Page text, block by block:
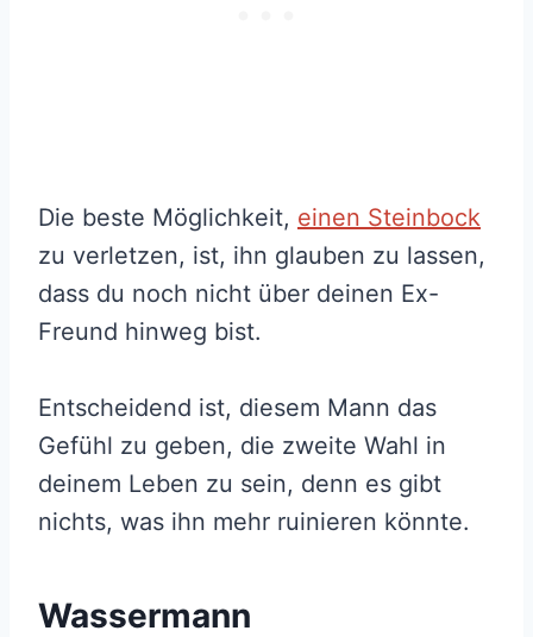
Die beste Möglichkeit, einen Steinbock
zu verletzen, ist, ihn glauben zu lassen,
dass du noch nicht über deinen Ex-
Freund hinweg bist.
Entscheidend ist, diesem Mann das
Gefühl zu geben, die zweite Wahl in
deinem Leben zu sein, denn es gibt
nichts, was ihn mehr ruinieren könnte.
Wassermann